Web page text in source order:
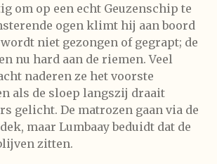
om op een echt Geuzenschip te
ogen klimt hij aan boord
niet gezongen of gegrapt; de
nu hard aan de riemen. Veel
naderen ze het voorste
als de sloep langszij draait
gelicht. De matrozen gaan via de
maar Lumbaay beduidt dat de
zitten.